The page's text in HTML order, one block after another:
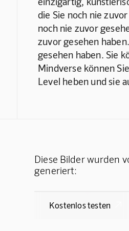
die Sie noch nie
noch nie zuvor
zuvor gesehen
gesehen haben. Sie
Mindverse können
Level heben und sie
Diese Bilder wurden
generiert:
Kostenlos testen